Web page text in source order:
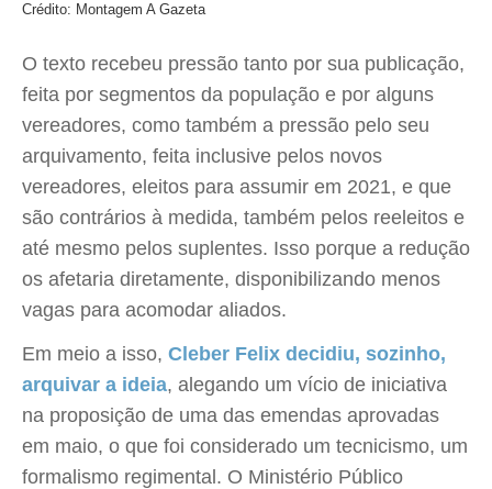
Crédito: Montagem A Gazeta
O texto recebeu pressão tanto por sua publicação,
feita por segmentos da população e por alguns
vereadores, como também a pressão pelo seu
arquivamento, feita inclusive pelos novos
vereadores, eleitos para assumir em 2021, e que
são contrários à medida, também pelos reeleitos e
até mesmo pelos suplentes. Isso porque a redução
os afetaria diretamente, disponibilizando menos
vagas para acomodar aliados.
Em meio a isso, Cleber Felix decidiu, sozinho,
arquivar a ideia, alegando um vício de iniciativa
na proposição de uma das emendas aprovadas
em maio, o que foi considerado um tecnicismo, um
formalismo regimental. O Ministério Público